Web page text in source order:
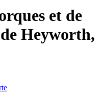
et de
Heyworth,